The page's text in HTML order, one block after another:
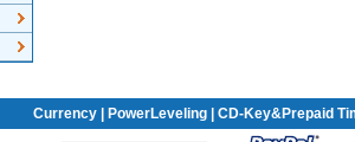
Currency| PowerLeveling| CD-Key&Prepaid